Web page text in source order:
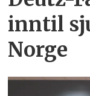
inntil
Norge